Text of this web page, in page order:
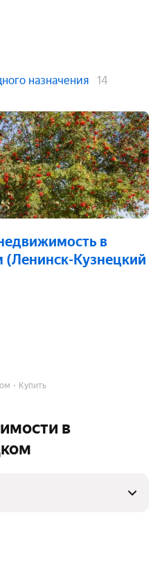
назначения 14
в
(Ленинск-Кузнецкий
Купить
в